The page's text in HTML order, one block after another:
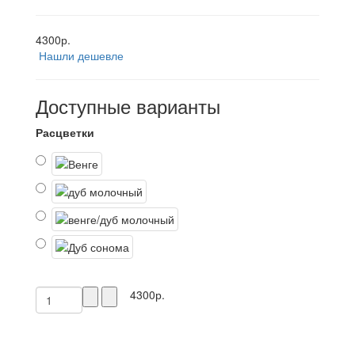
4300р.
Нашли дешевле
Доступные варианты
Расцветки
4300р.